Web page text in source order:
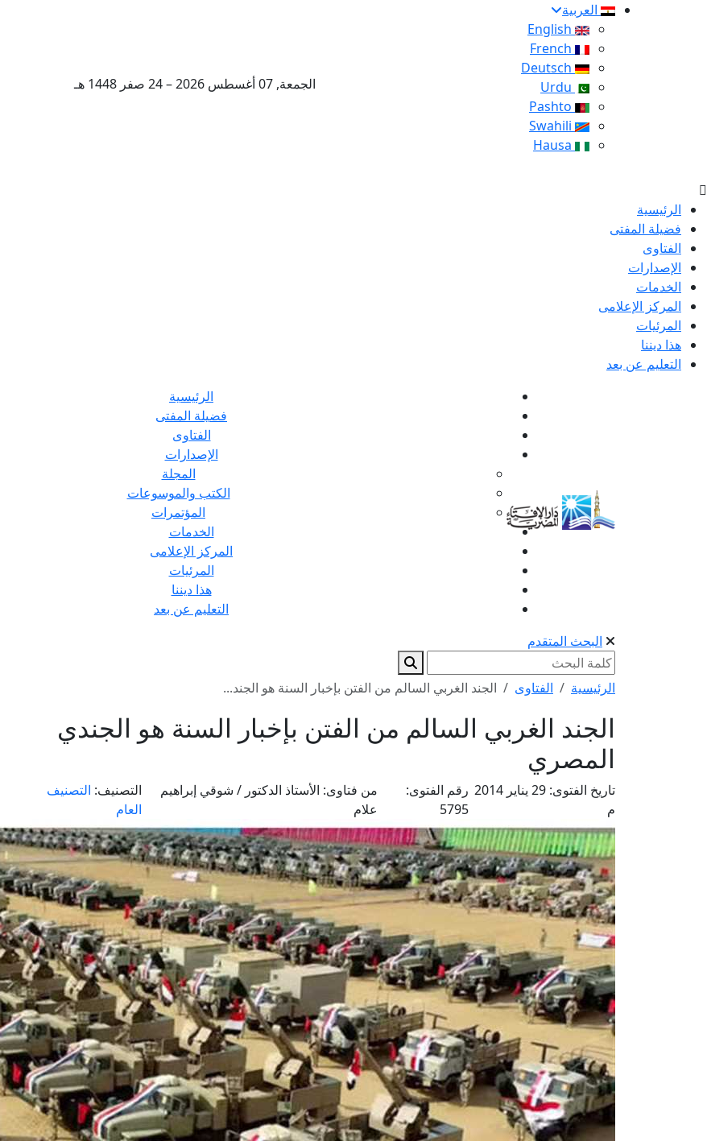
العربية
الجمعة, 07 أغسطس 2026 – 24 صفر 1448 هـ
الرئيسية
فضيلة المفتى
الفتاوى
الإصدارات
الخدمات
المركز الإعلامى
المرئيات
هذا ديننا
التعليم عن بعد
الرئيسية
فضيلة المفتى
الفتاوى
الإصدارات
المجلة
الكتب والموسوعات
المؤتمرات
الخدمات
المركز الإعلامى
المرئيات
هذا ديننا
التعليم عن بعد
البحث المتقدم
الرئيسية الفتاوى الجند الغربي السالم من الفتن بإخبار السنة هو الجند...
الجند الغربي السالم من الفتن بإخبار السنة هو الجندي
المصري
تاريخ الفتوى:
29 يناير 2014
م
رقم الفتوى:
5795
من فتاوى: الأستاذ الدكتور / شوقي إبراهيم
علام
التصنيف: التصنيف
العام